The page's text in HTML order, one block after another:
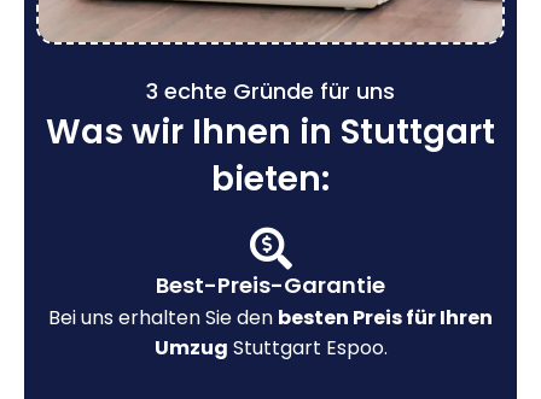
3 echte Gründe für uns
Was wir Ihnen in Stuttgart
bieten:
Best-Preis-Garantie
Bei uns erhalten Sie den besten Preis für Ihren
Umzug Stuttgart Espoo.